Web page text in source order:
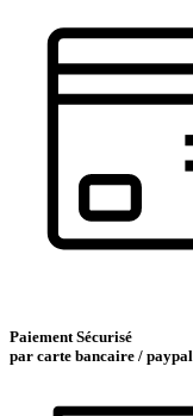
Paiement Sécurisé
par carte bancaire / paypal